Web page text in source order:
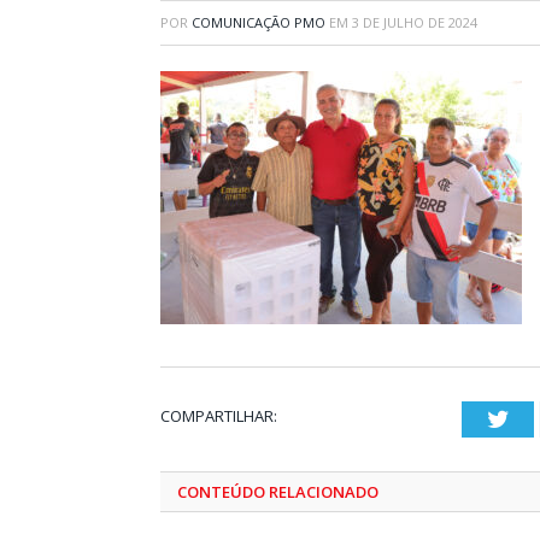
POR COMUNICAÇÃO PMO EM 3 DE JULHO DE 2024
COMPARTILHAR:
CONTEÚDO RELACIONADO